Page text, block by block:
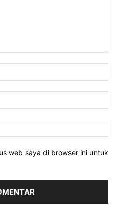
web saya di browser ini untuk